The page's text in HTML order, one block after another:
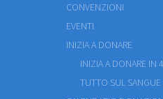
CONVENZIONI
EVENTI
INIZIA A DONARE
INIZIA A DONARE IN
TUTTO SUL SANGUE